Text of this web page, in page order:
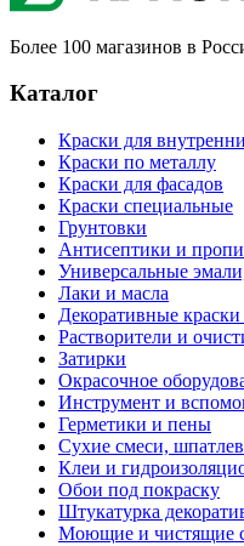
Более 100 магазинов в
Каталог
Краски для
Краски по металлу
Краски для фасадов
Краски специальные
Грунтовки
Антисептики и
Универсальные
Лаки и масла
Декоративные
Растворители и
Затирки
Окрасочное
Инструмент и
Герметики и пены
Сухие смеси,
Клеи и
Обои под покраску
Штукатурка
Моющие и чистящие